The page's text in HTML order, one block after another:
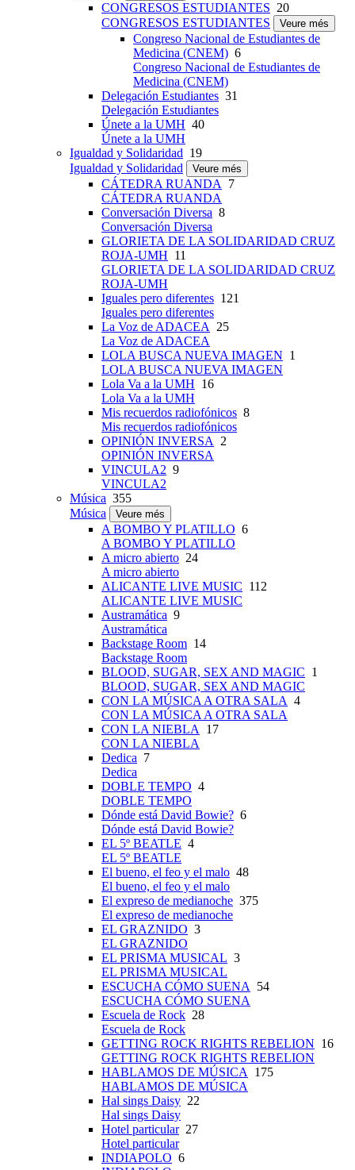
CONGRESOS ESTUDIANTES 20
CONGRESOS ESTUDIANTES
Veure més
Congreso Nacional de Estudiantes de
Medicina (CNEM) 6
Congreso Nacional de Estudiantes de
Medicina (CNEM)
Delegación Estudiantes 31
Delegación Estudiantes
Únete a la UMH 40
Únete a la UMH
Igualdad y Solidaridad 19
Igualdad y Solidaridad
Veure més
CÁTEDRA RUANDA
7
CÁTEDRA RUANDA
Conversación Diversa 8
Conversación Diversa
GLORIETA DE LA SOLIDARIDAD CRUZ
ROJA-UMH 11
GLORIETA DE LA SOLIDARIDAD CRUZ
ROJA-UMH
Iguales pero diferentes 121
Iguales pero diferentes
La Voz de ADACEA
25
La Voz de ADACEA
LOLA BUSCA NUEVA IMAGEN 1
LOLA BUSCA NUEVA IMAGEN
Lola Va a la UMH 16
Lola Va a la UMH
Mis recuerdos radiofónicos 8
Mis recuerdos radiofónicos
OPINIÓN INVERSA
2
OPINIÓN INVERSA
VINCULA2 9
VINCULA2
Música 355
Música
Veure més
A BOMBO Y PLATILLO 6
A BOMBO Y PLATILLO
A micro abierto 24
A micro abierto
ALICANTE LIVE MUSIC 112
ALICANTE LIVE MUSIC
Austramática 9
Austramática
Backstage Room 14
Backstage Room
BLOOD, SUGAR, SEX AND MAGIC 1
BLOOD, SUGAR, SEX AND MAGIC
CON LA MÚSICA A OTRA SALA 4
CON LA MÚSICA A OTRA SALA
CON LA NIEBLA
17
CON LA NIEBLA
Dedica 7
Dedica
DOBLE TEMPO 4
DOBLE TEMPO
Dónde está David Bowie? 6
Dónde está David Bowie?
EL 5º BEATLE 4
EL 5º BEATLE
El bueno, el feo y el malo 48
El bueno, el feo y el malo
El expreso de medianoche 375
El expreso de medianoche
EL GRAZNIDO 3
EL GRAZNIDO
EL PRISMA MUSICAL 3
EL PRISMA MUSICAL
ESCUCHA CÓMO SUENA
54
ESCUCHA CÓMO SUENA
Escuela de Rock 28
Escuela de Rock
GETTING ROCK RIGHTS REBELION 16
GETTING ROCK RIGHTS REBELION
HABLAMOS DE MÚSICA
175
HABLAMOS DE MÚSICA
Hal sings Daisy 22
Hal sings Daisy
Hotel particular27
Hotel particular
INDIAPOLO 6